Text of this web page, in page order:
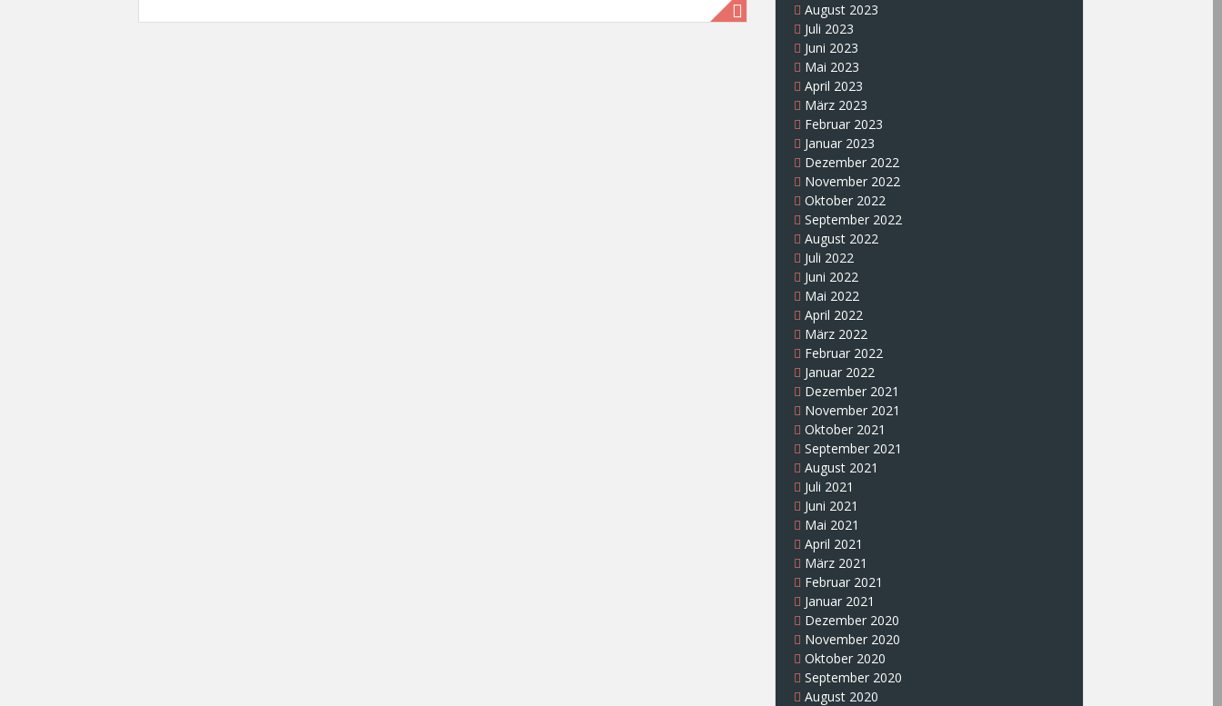
August 2023
Juli 2023
Juni 2023
Mai 2023
April 2023
März 2023
Februar 2023
Januar 2023
Dezember 2022
November 2022
Oktober 2022
September 2022
August 2022
Juli 2022
Juni 2022
Mai 2022
April 2022
März 2022
Februar 2022
Januar 2022
Dezember 2021
November 2021
Oktober 2021
September 2021
August 2021
Juli 2021
Juni 2021
Mai 2021
April 2021
März 2021
Februar 2021
Januar 2021
Dezember 2020
November 2020
Oktober 2020
September 2020
August 2020